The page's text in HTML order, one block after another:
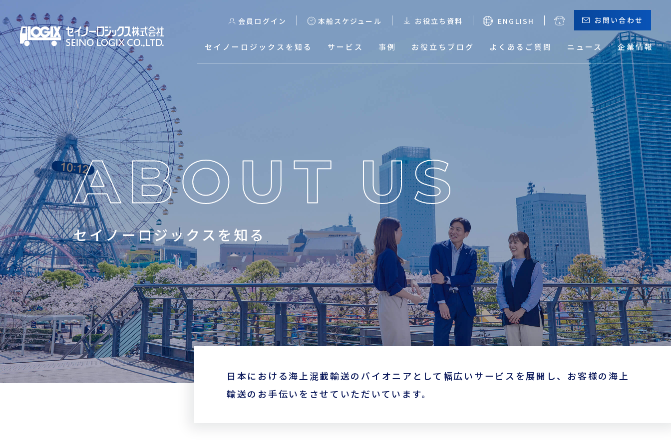
会員ログイン 本船スケジュール お役立ち資料 ENGLISH お問い合わせ
セイノーロジックスを知る サービス 事例 お役立ちブログ よくあるご質問 ニュース 企業情報
セイノーロジックスを知る
サービス
輸出海上混載輸送（LCL）
輸入海上混載輸送（LCL）
Asian Express Service(HDS)
コンテナ輸送（輸出・輸入）
国際物流でお困りの方
事例
お役立ちブログ
よくあるご質問
ニュース
輸出Excelスケジュールダ
ウンロード
輸入HDS Excelスケジュ
ールダウンロード
会員ログイン
ログインはこちら
新規登録はこちら
LOGIX NET会員につい
て
本船動静と換算レート
危険品取り扱い実績検索
サービスマップ
各種フォームダウンロード
B/L発行店
もっとみる
セイノーロジックスを知る
日本における海上混載輸送のパイオニアとして幅広いサービスを展開し、お客様の海上
輸送のお手伝いをさせていただいています。